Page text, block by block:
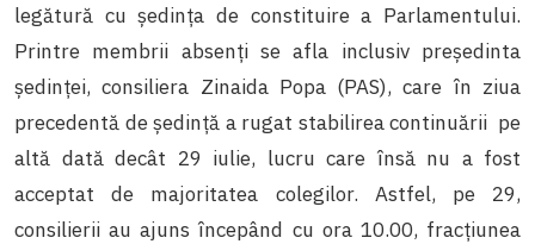
legătură cu ședința de constituire a Parlamentului.
Printre membrii absenți se afla inclusiv președinta
ședinței, consiliera Zinaida Popa (PAS), care în ziua
precedentă de ședință a rugat stabilirea continuării pe
altă dată decât 29 iulie, lucru care însă nu a fost
acceptat de majoritatea colegilor. Astfel, pe 29,
consilierii au ajuns începând cu ora 10.00, fracțiunea